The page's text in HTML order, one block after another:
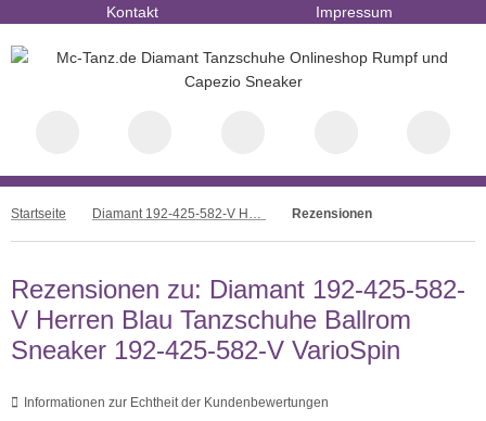
Kontakt Impressum
Startseite Diamant 192-425-582-V Herren Blau Tanzschuhe Ballrom Sneaker 192-425-582-V VarioSpin Rezensionen
Rezensionen zu: Diamant 192-425-582-
V Herren Blau Tanzschuhe Ballrom
Sneaker 192-425-582-V VarioSpin
Informationen zur Echtheit der Kundenbewertungen